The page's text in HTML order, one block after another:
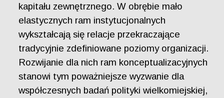
kapitału zewnętrznego. W obrębie mało
elastycznych ram instytucjonalnych
wykształcają się relacje przekraczające
tradycyjnie zdefiniowane poziomy organizacji.
Rozwijanie dla nich ram konceptualizacyjnych
stanowi tym poważniejsze wyzwanie dla
współczesnych badań polityki wielkomiejskiej,